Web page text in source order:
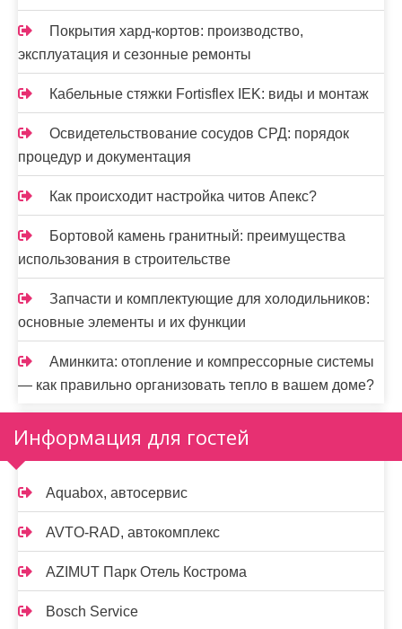
Покрытия хард-кортов: производство,
эксплуатация и сезонные ремонты
Кабельные стяжки Fortisflex IEK: виды и монтаж
Освидетельствование сосудов СРД: порядок
процедур и документация
Как происходит настройка читов Апекс?
Бортовой камень гранитный: преимущества
использования в строительстве
Запчасти и комплектующие для холодильников:
основные элементы и их функции
Аминкита: отопление и компрессорные системы
— как правильно организовать тепло в вашем доме?
Информация для гостей
Aquabox, автосервис
AVTO-RAD, автокомплекс
AZIMUT Парк Отель Кострома
Bosch Service